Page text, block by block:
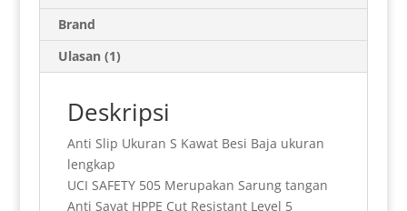
A
p
p
F
r
i
e
n
l
r
a
m
o
o
k
r
e
s
d
I
n
eBrand
Ulasan (1)
Deskripsi
Anti Slip Ukuran S Kawat Besi Baja ukuran
lengkap
UCI SAFETY 505 Merupakan Sarung tangan
Anti Sayat HPPE Cut Resistant Level 5